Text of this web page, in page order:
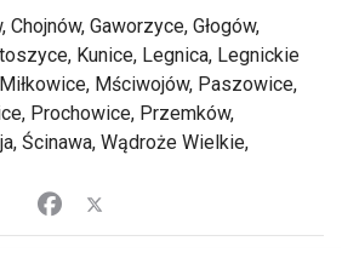
Gaworzyce, Głogów,
Kunice, Legnica, Legnickie
Mściwojów, Paszowice,
Prochowice, Przemków,
Ścinawa, Wądroże Wielkie,